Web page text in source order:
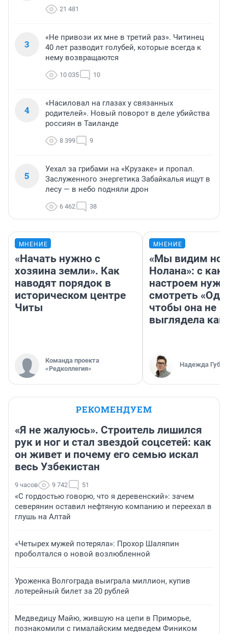
21 481
3
«Не привози их мне в третий раз». Читинец
40 лет разводит голубей, которые всегда к
нему возвращаются
10 035 10
4
«Насиловал на глазах у связанных
родителей». Новый поворот в деле убийства
россиян в Таиланде
8 399 9
5
Уехал за грибами на «Крузаке» и пропал.
Заслуженного энергетика Забайкалья ищут в
лесу — в небо подняли дрон
6 462 38
МНЕНИЕ
«Начать нужно с
хозяина земли». Как
наводят порядок в
историческом центре
Читы
Команда проекта
«Редколлегия»
МНЕНИЕ
«Мы видим
Нолана»: с
настроем
смотреть
чтобы она не
выглядела как
Надежда
РЕКОМЕНДУЕМ
«Я не жалуюсь». Строитель лишился
рук и ног и стал звездой соцсетей: как
он живет и почему его семью искал
весь Узбекистан
9 часов 9 742 51
«С гордостью говорю, что я деревенский»: зачем
северянин оставил нефтяную компанию и переехал в
глушь на Алтай
«Четырех мужей потеряла»: Прохор Шаляпин
проболтался о новой возлюбленной
Уроженка Волгограда выиграла миллион, купив
лотерейный билет за 20 рублей
Медведицу Майю, жившую на цепи в Приморье,
познакомили с гималайским медведем Фиником